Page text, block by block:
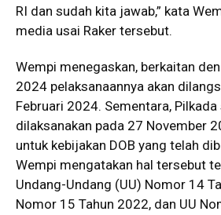
RI dan sudah kita jawab,” kata
media usai Raker tersebut.
Wempi menegaskan, berkaitan
2024 pelaksanaannya akan
Februari 2024. Sementara,
dilaksanakan pada 27 November
untuk kebijakan DOB yang telah
Wempi mengatakan hal tersebut
Undang-Undang (UU) Nomor 14
Nomor 15 Tahun 2022, dan UU